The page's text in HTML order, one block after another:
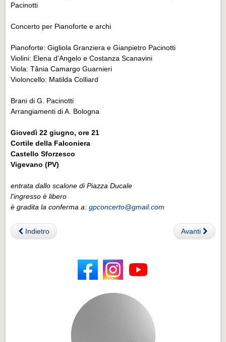
Pacinotti
Concerto per Pianoforte e archi
Pianoforte: Gigliola Granziera e Gianpietro Pacinotti
Violini: Elena d'Angelo e Costanza Scanavini
Viola: Tânia Camargo Guarnieri
Violoncello: Matilda Colliard
Brani di G. Pacinotti
Arrangiamenti di A. Bologna
Giovedì 22 giugno, ore 21
Cortile della Falconiera
Castello Sforzesco
Vigevano (PV)
entrata dallo scalone di Piazza Ducale
l'ingresso è libero
è gradita la conferma a:gpconcerto@gmail.com
Indietro Avanti